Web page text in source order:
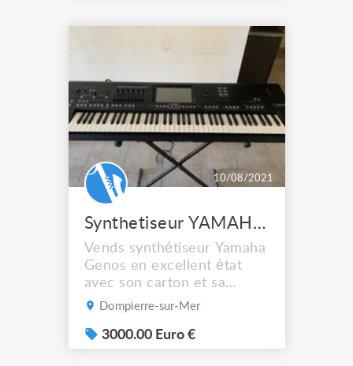
10/08/2021
Synthetiseur YAMAHA GENOS
Vends synthétiseur Yamaha
Genos en excellent état
avec son carton et sa
notice. N'a presque jamais
Dompierre-sur-Mer
3000.00 Euro €